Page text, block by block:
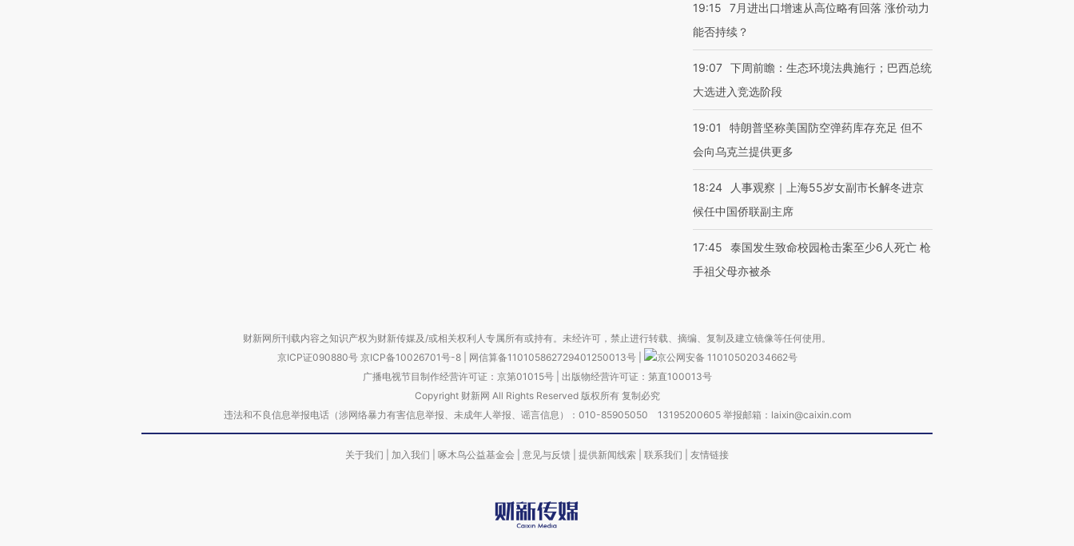
19:15
7月进出口增速从高位略有回落 涨价动力
能否持续？
19:07 下周前瞻：生态环境法典施行；巴西总统
大选进入竞选阶段
19:01
特朗普坚称美国防空弹药库存充足 但不
会向乌克兰提供更多
18:24
人事观察｜上海55岁女副市长解冬进京
候任中国侨联副主席
17:45
泰国发生致命校园枪击案至少6人死亡 枪
手祖父母亦被杀
财新网所刊载内容之知识产权为财新传媒及/或相关权利人专属所有或持有。未经许可，禁止进行转载、摘编、复制及建立镜像等任何使用。
京ICP证090880号 京ICP备10026701号-8 网信算备110105862729401250013号
京公网安备 11010502034662号
广播电视节目制作经营许可证：京第01015号| 出版物经营许可证：第直100013号
Copyright 财新网 All Rights Reserved 版权所有 复制必究
违法和不良信息举报电话（涉网络暴力有害信息举报、未成年人举报、谣言信息）：010-85905050 13195200605 举报邮箱：laixin@caixin.com
关于我们 加入我们 啄木鸟公益基金会 意见与反馈 提供新闻线索 联系我们 友情链接